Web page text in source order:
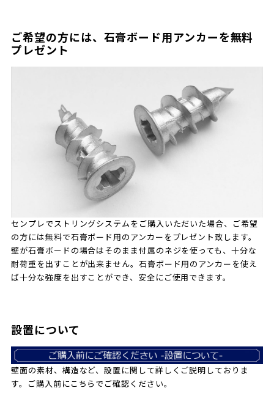
ご希望の方には、石膏ボード用アンカーを無料
プレゼント
センプレでストリングシステムをご購入いただいた場合、ご希望
の方には無料で石膏ボード用のアンカーをプレゼント致します。
壁が石膏ボードの場合はそのまま付属のネジを使っても、十分な
耐荷重を出すことが出来ません。石膏ボード用のアンカーを使え
ば十分な強度を出すことができ、安全にご使用できます。
設置について
壁面の素材、構造など、設置に関して詳しくご説明しておりま
す。ご購入前にこちらでご確認ください。